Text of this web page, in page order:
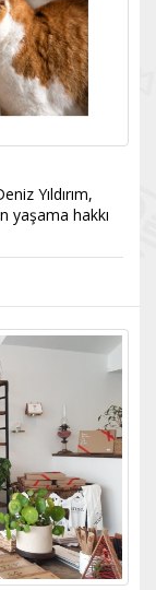
Yıldırım,
yaşama hakkı